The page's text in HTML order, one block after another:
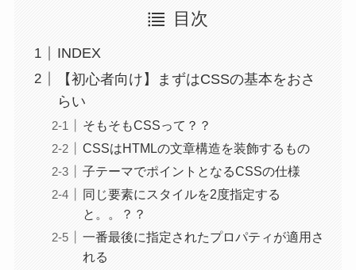
目次
INDEX
【初心者向け】まずはCSSの基本をおさ
らい
そもそもCSSって？？
CSSはHTMLの文章構造を装飾するもの
子テーマでポイントとなるCSSの仕様
同じ要素にスタイルを2度指定する
と。。？？
一番最後に指定されたプロパティが適用さ
れる